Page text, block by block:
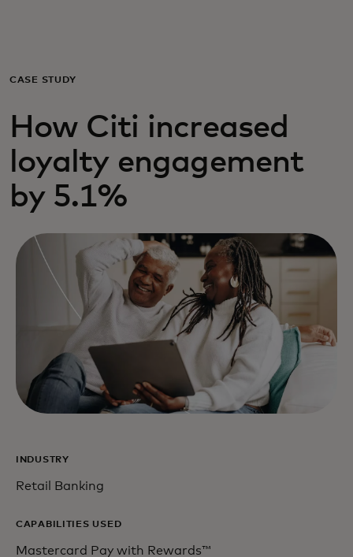
För företag
För världen
För innovatörer
Nyheter och trender
CASE STUDY
How Citi increased
loyalty engagement
by 5.1%
INDUSTRY
Retail Banking
CAPABILITIES USED
Mastercard Pay with Rewards™